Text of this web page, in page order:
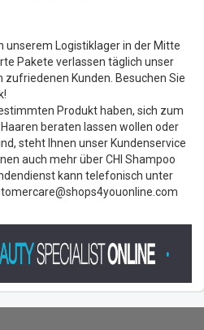
unserem Logistiklager in der Mitte
Pakete verlassen täglich unser
zufriedenen Kunden. Besuchen Sie
Produkt haben, sich zum
beraten lassen wollen oder
steht Ihnen unser Kundenservice
auch mehr über CHI Shampoo
kann telefonisch unter